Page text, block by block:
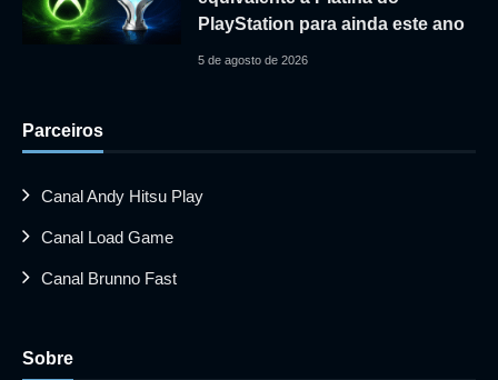
PlayStation para ainda este ano
5 de agosto de 2026
Parceiros
Canal Andy Hitsu Play
Canal Load Game
Canal Brunno Fast
Sobre